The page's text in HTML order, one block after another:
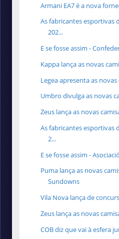
Armani EA7 é a nova
As fabricantes esportivas
202...
E se fosse assim -
Kappa lança as novas
Legea apresenta as
Umbro divulga as novas
Zeus lança as novas
As fabricantes esportivas
2...
E se fosse assim -
Puma lança as novas
Sundowns
Vila Nova lança de
Zeus lança as novas
COB diz que vai à esfera